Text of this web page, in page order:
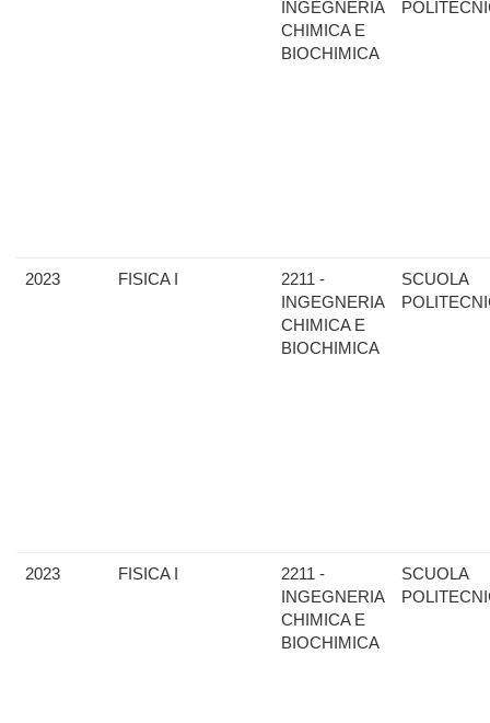
INGEGNERIA
CHIMICA E
BIOCHIMICA
2023 FISICA I
2211 -
INGEGNERIA
CHIMICA E
BIOCHIMICA
SCUOLA
2023 FISICA I
2211 -
INGEGNERIA
CHIMICA E
BIOCHIMICA
SCUOLA